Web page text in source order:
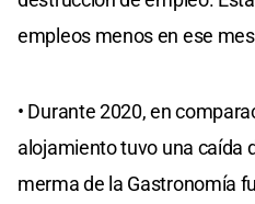
empleos menos en ese
• Durante 2020, en
alojamiento tuvo una caída
merma de la Gastronomía